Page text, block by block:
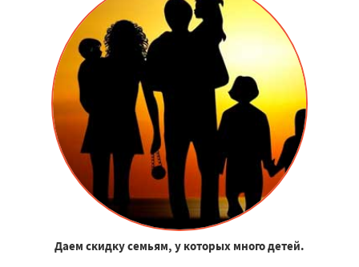
Даем скидку семьям, у которых много детей.